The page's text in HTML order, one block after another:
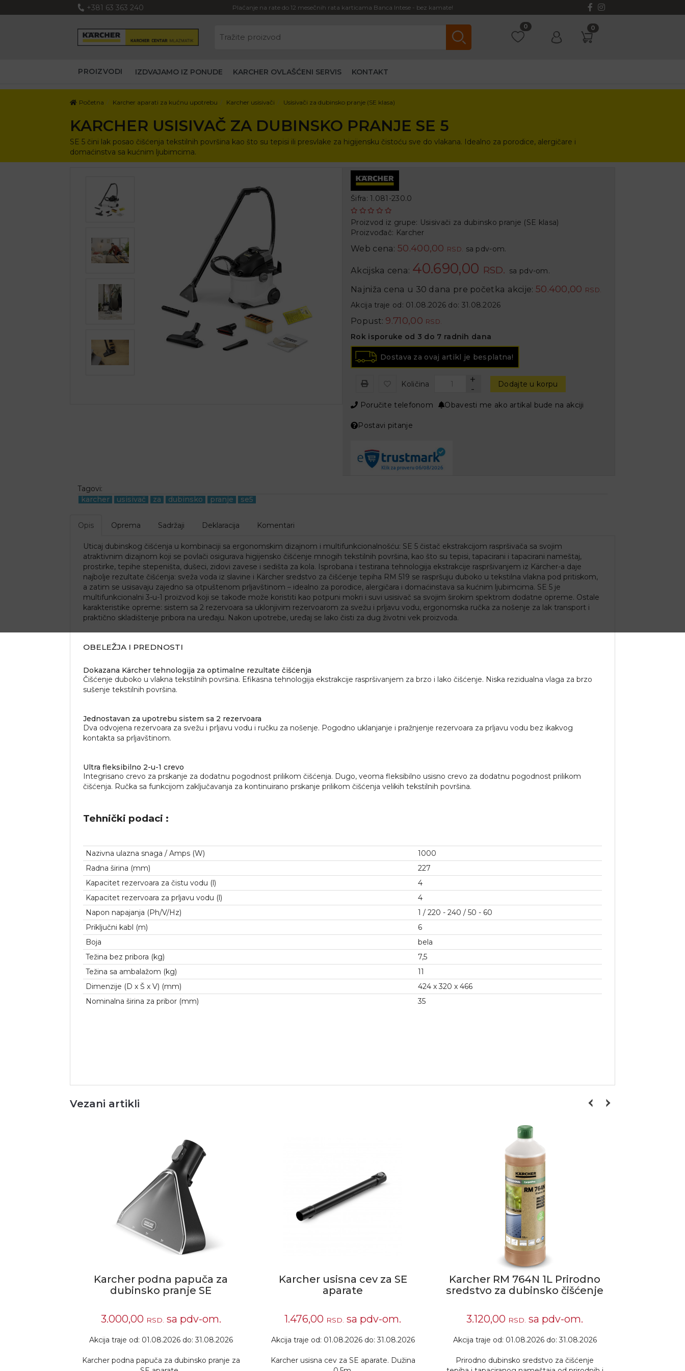
+381 63 363 240 Plaćanje na rate do 12 mesečnih rata karticama Banca Intese - bez kamate!
0 0
PROIZVODI IZDVAJAMO IZ PONUDE KARCHER OVLAŠĆENI SERVIS KONTAKT
Početna Karcher aparati za kućnu upotrebu Karcher usisivači Usisivači za dubinsko pranje (SE klasa)
KARCHER USISIVAČ ZA DUBINSKO PRANJE SE 5
SE 5 čini lak posao čišćenja tekstilnih površina kao što su tepisi ili presvlake za higijensku čistoću sve do vlakana. Idealno za porodice, alergičare i
domaćinstva sa kućnim ljubimcima.
Šifra: 1.081-230.0
Proizvod iz grupe: Usisivači za dubinsko pranje (SE klasa)
Proizvođač: Karcher
Web cena: 50.400,00 RSD. sa pdv-om.
Akcijska cena: 40.690,00 RSD. sa pdv-om.
Najniža cena u 30 dana pre početka akcije: 50.400,00 RSD.
Akcija traje od: 01.08.2026 do: 31.08.2026
Popust: 9.710,00 RSD.
Rok isporuke od 3 do 7 radnih dana
Dostava za ovaj artikl je besplatna!
Količina -
+ Dodajte u korpu
Poručite telefonom Obavesti me ako artikal bude na akciji
Postavi pitanje
Tagovi:
karcher
usisivač za dubinsko pranje se5
Opis Oprema Sadržaji Deklaracija Komentari
Uticaj dubinskog čišćenja u kombinaciji sa ergonomskim dizajnom i multifunkcionalnošću: SE 5 čistač ekstrakcijom raspršivača sa svojim
atraktivnim dizajnom koji se povlači osigurava higijensko čišćenje mnogih tekstilnih površina, kao što su tepisi, tapacirani i tapacirani nameštaj,
prostirke, tepihe stepeništa, dušeci, zidovi zavese i sedišta za kola. Isprobana i testirana tehnologija ekstrakcije raspršivanjem iz Kärcher-a daje
najbolje rezultate čišćenja: sveža voda iz slavine i Kärcher sredstvo za čišćenje tepiha RM 519 se raspršuju duboko u tekstilna vlakna pod pritiskom,
a zatim se usisavaju zajedno sa otpuštenom prljavštinom – idealno za porodice, alergičara i domaćinstava sa kućnim ljubimcima. SE 5 je
multifunkcionalni 3-u-1 proizvod koji se takođe može koristiti kao potpuni mokri i suvi usisivač sa svojim širokim spektrom dodatne opreme. Ostale
karakteristike opreme: sistem sa 2 rezervoara sa uklonjivim rezervoarom za svežu i prljavu vodu, ergonomska ručka za nošenje za lak transport i
praktično skladištenje pribora na uređaju. Nakon upotrebe, uređaj se lako čisti za dug životni vek proizvoda.
OBELEŽJA I PREDNOSTI
Dokazana Kärcher tehnologija za optimalne rezultate čišćenja
Čišćenje duboko u vlakna tekstilnih površina. Efikasna tehnologija ekstrakcije raspršivanjem za brzo i lako čišćenje. Niska rezidualna vlaga za brzo
sušenje tekstilnih površina.
Jednostavan za upotrebu sistem sa 2 rezervoara
Dva odvojena rezervoara za svežu i prljavu vodu i ručku za nošenje. Pogodno uklanjanje i pražnjenje rezervoara za prljavu vodu bez ikakvog
kontakta sa prljavštinom.
Ultra fleksibilno 2-u-1 crevo
Integrisano crevo za prskanje za dodatnu pogodnost prilikom čišćenja. Dugo, veoma fleksibilno usisno crevo za dodatnu pogodnost prilikom
čišćenja. Ručka sa funkcijom zaključavanja za kontinuirano prskanje prilikom čišćenja velikih tekstilnih površina.
Tehnički podaci :
Nazivna ulazna snaga / Amps (W)
1000
Radna širina (mm)
227
Kapacitet rezervoara za čistu vodu (l)
4
Kapacitet rezervoara za prljavu vodu (l)
4
Napon napajanja (Ph/V/Hz)
1 / 220 - 240 / 50 - 60
Priključni kabl (m)
6
Boja
bela
Težina bez pribora (kg)
7,5
Težina sa ambalažom (kg)
11
Dimenzije (D x Š x V) (mm)
424 x 320 x 466
Nominalna širina za pribor (mm)
35
Vezani artikli
Karcher podna papuča za
dubinsko pranje SE
3.000,00 RSD. sa pdv-om.
Akcija traje od: 01.08.2026 do: 31.08.2026
Karcher podna papuča za dubinsko pranje za
Karcher usisna cev za SE
aparate
1.476,00 RSD. sa pdv-om.
Akcija traje od: 01.08.2026 do: 31.08.2026
Karcher usisna cev za SE aparate. Dužina
Karcher RM 764N 1L Prirodno
sredstvo za dubinsko čišćenje
3.120,00 RSD. sa pdv-om.
Akcija traje od: 01.08.2026 do: 31.08.2026
Prirodno dubinsko sredstvo za čišćenje